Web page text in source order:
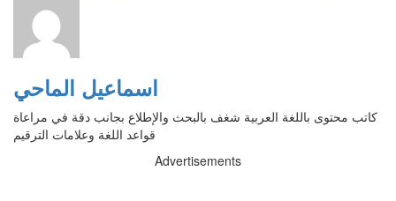
اسماعيل الماحي
كاتب محتوى باللغة العربية شغف بالبحث والإطلاع بجانب دقة في مراعاة
قواعد اللغة وعلامات الترقيم
Advertisements